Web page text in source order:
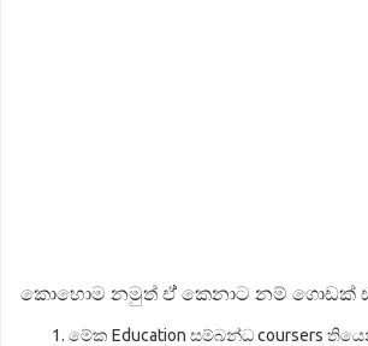
කොහොම නමුත් ඒ් කෙනාට නම් ගොඩක්
මේක Education සම්බන්ධ coursers